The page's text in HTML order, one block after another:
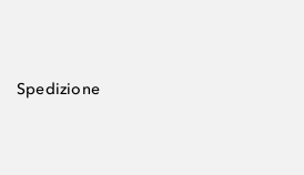
Spedizione